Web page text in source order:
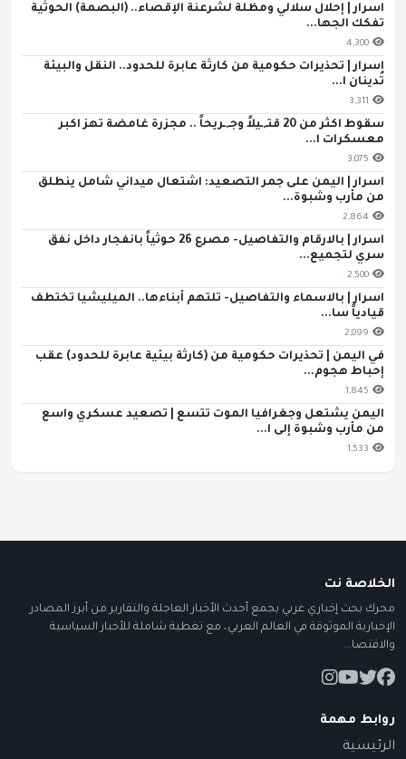
اسرار | إحلال سلالي ومظلة لشرعنة الإقصاء.. (البصمة) الحوثية
تفكك الجها...
4,300
اسرار | تحذيرات حكومية من كارثة عابرة للحدود.. النقل والبيئة
تُدينان ا...
3,311
سقوط اكثر من 20 قتـ,ـيلاً وجـ,ـريحاً .. مجزرة غامضة تهز اكبر
معسكرات ا...
3,075
اسرار | اليمن على جمر التصعيد: اشتعال ميداني شامل ينطلق
من مأرب وشبوة...
2,864
اسرار | بالارقام والتفاصيل- مصرع 26 حوثياً بانفجار داخل نفق
سري لتجميع...
2,500
اسرار | بالاسماء والتفاصيل- تلتهم أبناءها.. الميليشيا تختطف
قيادياً سا...
2,099
في اليمن | تحذيرات حكومية من (كارثة بيئية عابرة للحدود) عقب
إحباط هجوم...
1,845
اليمن يشتعل وجغرافيا الموت تتسع | تصعيد عسكري واسع
من مأرب وشبوة إلى ا...
1,533
الخلاصة نت
محرك بحث إخباري عربي يجمع أحدث الأخبار العاجلة والتقارير من أبرز المصادر
الإخبارية الموثوقة في العالم العربي، مع تغطية شاملة للأخبار السياسية
والاقتصا...
روابط مهمة
الرئيسية